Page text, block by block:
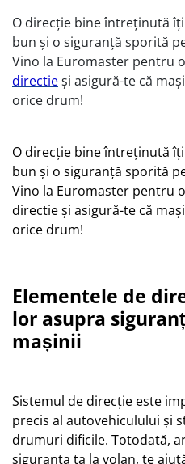
O direcție bine întreținută
bun și o siguranță sporită
Vino la Euromaster pentru o
directieși asigură-te că
orice drum!
O direcție bine întreținută
bun și o siguranță sporită
Vino la Euromaster pentru
directie și asigură-te că
orice drum!
Elementele de
lor asupra
mașinii
Sistemul de direcție este
precis al autovehiculului și
drumuri dificile. Totodată,
siguranța ta la volan, te